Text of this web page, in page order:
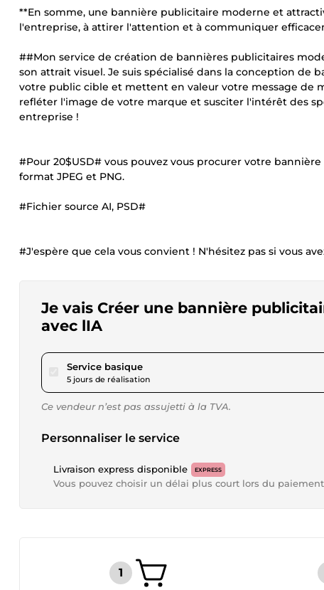
**En somme, une bannière publicitaire moderne et
l'entreprise, à attirer l'attention et à communiquer
##Mon service de création de bannières publicitaires
son attrait visuel. Je suis spécialisé dans la conception
votre public cible et mettent en valeur votre message de
refléter l'image de votre marque et susciter l'intérêt des
entreprise !
#Pour 20$USD# vous pouvez vous procurer votre
format JPEG et PNG.
#Fichier source AI, PSD#
#J'espère que cela vous convient ! N'hésitez pas si vous
Je vais Créer une bannière
avec lIA
Service basiquepour 20,00 $US
5 jours de réalisation
Ce vendeur n’est pas assujetti à la TVA.
Personnaliser le service
Livraison express disponible EXPRESS
Vous pouvez choisir un délai plus court lors du paiement